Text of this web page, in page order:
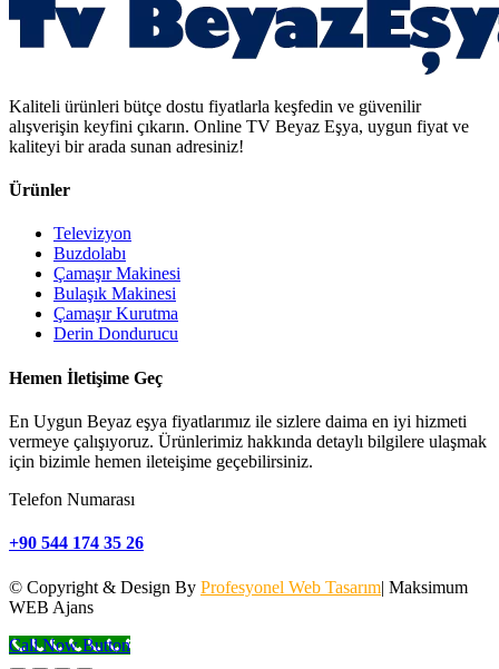
Kaliteli ürünleri bütçe dostu fiyatlarla keşfedin ve güvenilir
alışverişin keyfini çıkarın. Online TV Beyaz Eşya, uygun fiyat ve
kaliteyi bir arada sunan adresiniz!
Ürünler
Televizyon
Buzdolabı
Çamaşır Makinesi
Bulaşık Makinesi
Çamaşır Kurutma
Derin Dondurucu
Hemen İletişime Geç
En Uygun Beyaz eşya fiyatlarımız ile sizlere daima en iyi hizmeti
vermeye çalışıyoruz. Ürünlerimiz hakkında detaylı bilgilere ulaşmak
için bizimle hemen ileteişime geçebilirsiniz.
Telefon Numarası
+90 544 174 35 26
© Copyright & Design By Profesyonel Web Tasarım| Maksimum
WEB Ajans
Call Now Button